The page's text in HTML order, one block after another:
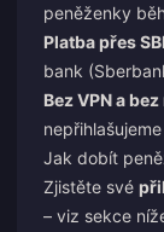
peněženky
Platba přes
bank
Bez VPN a
Jak dobít
Zjistěte své
– viz sekce